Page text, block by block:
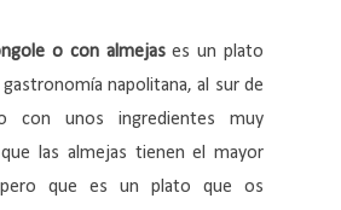
o con almejases un plato
napolitana, al sur de
con unos ingredientes muy
las almejas tienen el mayor
pero que es un plato que os